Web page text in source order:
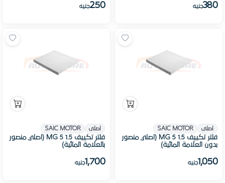
380جنيه 250جنيه
اصلى SAIC MOTOR
فلتر تكييف MG 5 1.5 (اصلي منصور
بدون العلامة المائية)
1,050جنيه
اصلى SAIC MOTOR
فلتر تكييف MG 5 1.5 (اصلي منصور
بالعلامة المائية)
1,700جنيه